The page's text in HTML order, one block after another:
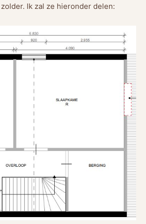
Ik zal ze hieronder delen: